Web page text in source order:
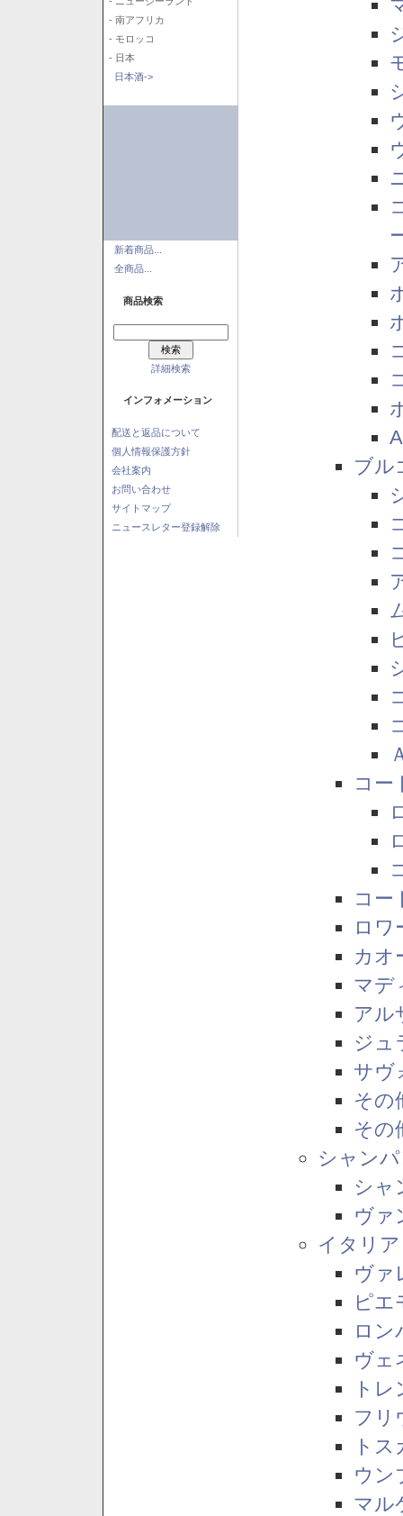
- 南アフリカ
- モロッコ
- 日本
日本酒->
新着商品...
全商品...
商品検索
詳細検索
インフォメーション
配送と返品について
個人情報保護方針
会社案内
お問い合わせ
サイトマップ
ニュースレター登録解除
ブル
コー
コー
ロワ
カオ
マデ
アル
ジュ
サヴ
その
その
シャン
シャ
ヴァ
イタリア
ヴァ
ピエ
ロン
ヴェ
ト
フリ
ト
ウン
マル